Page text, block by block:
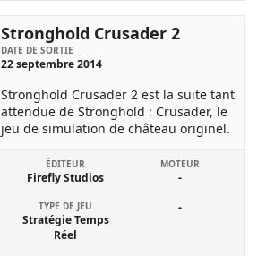
Stronghold Crusader 2
DATE DE SORTIE
22 septembre 2014
Stronghold Crusader 2 est la suite tant
attendue de Stronghold : Crusader, le
jeu de simulation de château originel.
ÉDITEUR
Firefly Studios
MOTEUR
-
TYPE DE JEU
Stratégie Temps
Réel
-